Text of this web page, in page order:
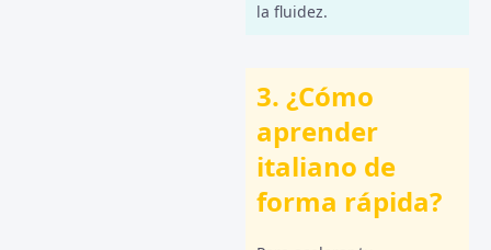
la fluidez.
3. ¿Cómo
aprender
italiano de
forma rápida?